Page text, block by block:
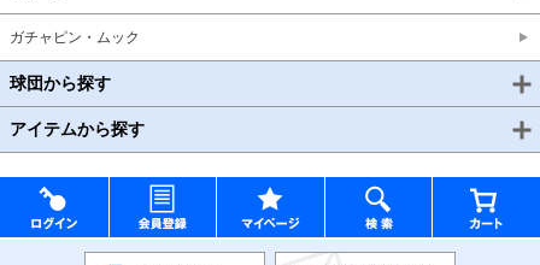
ガチャピン・ムック
球団から探す
アイテムから探す